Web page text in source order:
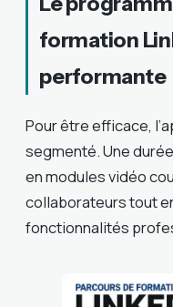
formation
performante
Pour être efficace,
segmenté. Une
en modules vidéo
collaborateurs tout
fonctionnalités